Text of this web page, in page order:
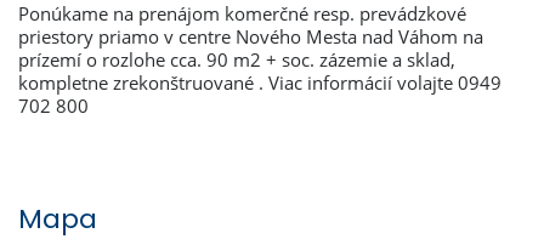
Ponúkame na prenájom komerčné resp. prevádzkové
priestory priamo v centre Nového Mesta nad Váhom na
prízemí o rozlohe cca. 90 m2 + soc. zázemie a sklad,
kompletne zrekonštruované . Viac informácií volajte 0949
702 800
Mapa